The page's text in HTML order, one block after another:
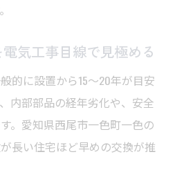
気工事目線で見極める
的に設置から15～20年が目安
内部部品の経年劣化や、安全
。愛知県西尾市一色町一色の
長い住宅ほど早めの交換が推